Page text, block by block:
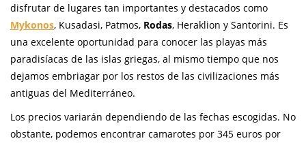
disfrutar de lugares tan importantes y destacados como
Mykonos, Kusadasi, Patmos, Rodas, Heraklion y Santorini. Es
una excelente oportunidad para conocer las playas más
paradisíacas de las islas griegas, al mismo tiempo que nos
dejamos embriagar por los restos de las civilizaciones más
antiguas del Mediterráneo.
Los precios variarán dependiendo de las fechas escogidas. No
obstante, podemos encontrar camarotes por 345 euros por